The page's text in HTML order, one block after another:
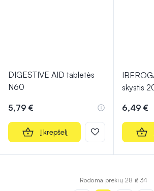
DIGESTIVE AID tabletės
N60
5,79 €
Į krepšelį
skystis
6,49 €
Rodoma prekių 28 iš 34